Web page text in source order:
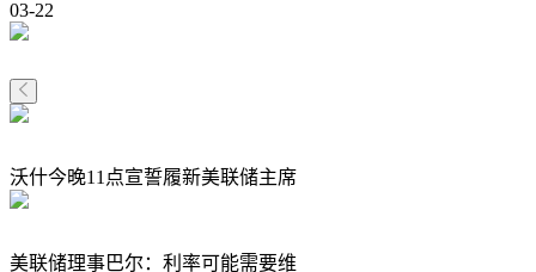
03-22
沃什今晚11点宣誓履新美联储主席
美联储理事巴尔：利率可能需要维